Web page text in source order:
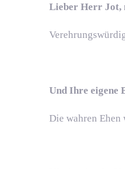
Lieber Herr Jot,
Und Ihre eigene
Die wahren